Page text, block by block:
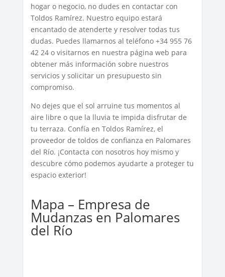
hogar o negocio, no dudes en contactar con
Toldos Ramírez. Nuestro equipo estará
encantado de atenderte y resolver todas tus
dudas. Puedes llamarnos al teléfono +34 955 76
42 24 o visitarnos en nuestra página web para
obtener más información sobre nuestros
servicios y solicitar un presupuesto sin
compromiso.
No dejes que el sol arruine tus momentos al
aire libre o que la lluvia te impida disfrutar de
tu terraza. Confía en Toldos Ramírez, el
proveedor de toldos de confianza en Palomares
del Río. ¡Contacta con nosotros hoy mismo y
descubre cómo podemos ayudarte a proteger tu
espacio exterior!
Mapa – Empresa de
Mudanzas en Palomares
del Río